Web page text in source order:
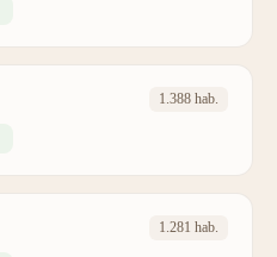
1.388 hab.
1.281 hab.